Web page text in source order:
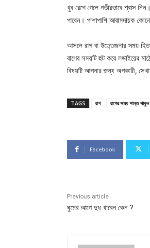
খুব রেগে গেলে গভীরভাবে শ্বাস
পারেন। পাশাপাশি আরামদায়ক
আসলে রাগ বা উত্তেজনার সময়
রাগের সময়টি হুট করে লড়াইয়ের
বিষয়টি আপনার জন্য অপকারী,
TAGS রাগ রাগের সময় শান্ত
Facebook
Previous article
ঘুমের আগে দুধ খাবেন কেন ?